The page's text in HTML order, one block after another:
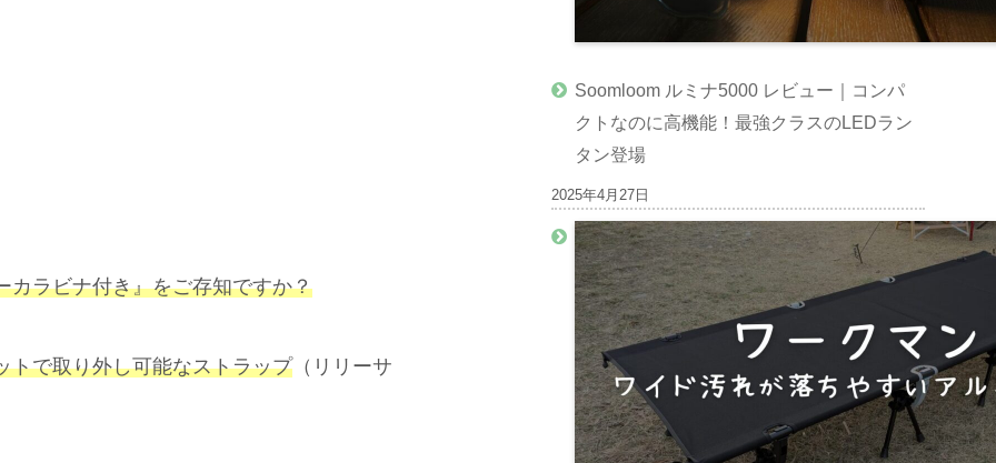
カラビナ付き』をご存知ですか？
トで取り外し可能なストラップ（リリーサ
Soomloom ルミナ5000 レビュー｜コンパ
クトなのに高機能！最強クラスのLEDラン
タン登場
2025年4月27日